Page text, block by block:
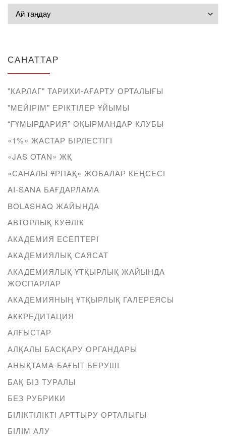
САНАТТАР
"КАРЛАГ" ТАРИХИ-АҒАРТУ ОРТАЛЫҒЫ
"МЕЙІРІМ" ЕРІКТІЛЕР ҰЙЫМЫ
“ҒҰМЫРДАРИЯ” ОҚЫРМАНДАР КЛУБЫ
«1%» ЖАСТАР БІРЛЕСТІГІ
«JAS OTAN» ЖҚ
«САНАЛЫ ҰРПАҚ» ЖОБАЛАР КЕҢСЕСІ
AI-SANA БАҒДАРЛАМА
BOLASHAQ ЖАЙЫНДА
АВТОРЛЫҚ КУӘЛІК
АКАДЕМИЯ ЕСЕПТЕРІ
АКАДЕМИЯЛЫҚ САЯСАТ
АКАДЕМИЯЛЫҚ ҰТҚЫРЛЫҚ ЖАЙЫНДА
ЖОСПАРЛАР
АКАДЕМИЯНЫҢ ҰТҚЫРЛЫҚ ГАЛЕРЕЯСЫ
АККРЕДИТАЦИЯ
АЛҒЫСТАР
АЛҚАЛЫ БАСҚАРУ ОРГАНДАРЫ
АНЫҚТАМА-БАҒЫТ БЕРУШІ
БАҚ БІЗ ТУРАЛЫ
БЕЗ РУБРИКИ
БІЛІКТІЛІКТІ АРТТЫРУ ОРТАЛЫҒЫ
БІЛІМ АЛУ